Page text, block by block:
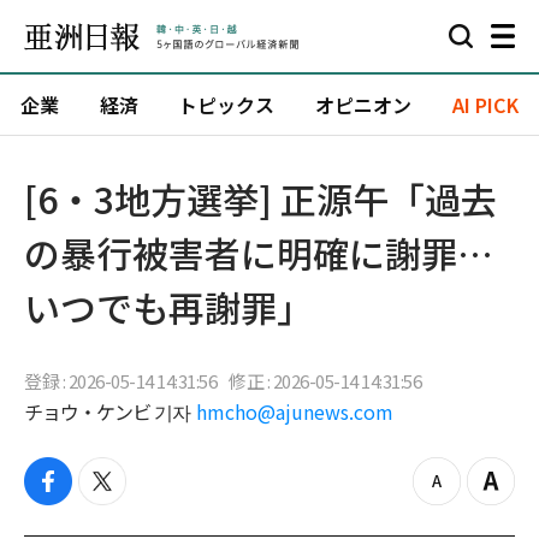
企業 経済 トピックス オピニオン AI PICK
[6・3地方選挙] 正源午「過去
の暴行被害者に明確に謝罪…
いつでも再謝罪」
登録 : 2026-05-14 14:31:56 修正 : 2026-05-14 14:31:56
チョウ・ケンビ 기자 hmcho@ajunews.com
f
t
z
Z